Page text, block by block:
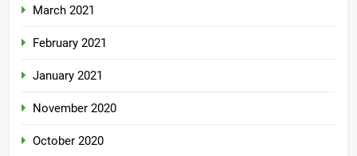
March 2021
February 2021
January 2021
November 2020
October 2020